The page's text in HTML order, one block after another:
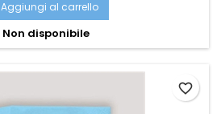
Aggiungi al carrello
Non disponibile
favorite_border